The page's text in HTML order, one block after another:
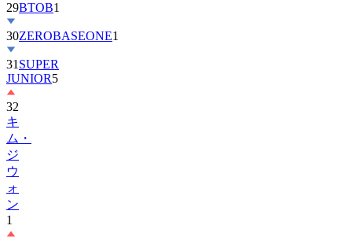
30ZEROBASEONE
31SUPER
JUNIOR
32
キ
ム・
ジ
ウ
ォ
ン
1
33